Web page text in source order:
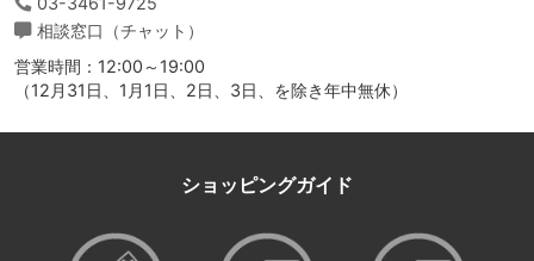
相談窓口（チャット）
営業時間：12:00～19:00
（12月31日、1月1日、2日、3日、を除き年中無休）
ショッピングガイド